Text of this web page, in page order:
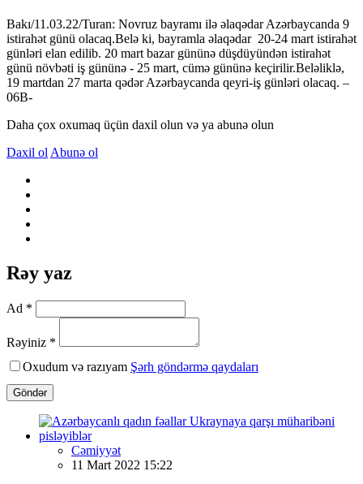
Bakı/11.03.22/Turan: Novruz bayramı ilə əlaqədar Azərbaycanda 9
istirahət günü olacaq.Belə ki, bayramla əlaqədar 20-24 mart istirahət
günləri elan edilib. 20 mart bazar gününə düşdüyündən istirahət
günü növbəti iş gününə - 25 mart, cümə gününə keçirilir.Beləliklə,
19 martdan 27 marta qədər Azərbaycanda qeyri-iş günləri olacaq. –
06В-
Daha çox oxumaq üçün daxil olun və ya abunə olun
Daxil ol Abunə ol
Rəy yaz
Ad *
Rəyiniz *
Oxudum və razıyam Şərh göndərmə qaydaları
Göndər
Cəmiyyət
11 Mart 2022 15:22